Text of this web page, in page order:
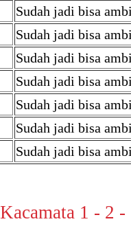
Sudah jadi bisa
Sudah jadi bisa
Sudah jadi bisa
Sudah jadi bisa
Sudah jadi bisa
Sudah jadi bisa
Sudah jadi bisa
1 - 2